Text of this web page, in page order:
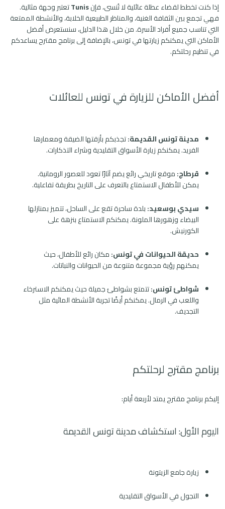
إذا كنت تخطط لقضاء عطلة عائلية لا تُنسى، فإنTunisتعتبر وجهة مثالية.
فهي تجمع بين الثقافة الغنية، والمناظر الطبيعية الخلابة، والأنشطة الممتعة
التي تناسب جميع أفراد الأسرة. من خلال هذا الدليل، سنستعرض أفضل
الأماكن التي يمكنكم زيارتها في تونس، بالإضافة إلى برنامج مقترح يساعدكم
في تنظيم رحلتكم.
أفضل الأماكن للزيارة في تونس للعائلات
مدينة تونس القديمة:تجذبكم بأزقتها الضيقة ومعمارها
الفريد. يمكنكم زيارة الأسواق التقليدية وشراء التذكارات.
قرطاج:موقع تاريخي رائع يضم آثارًا تعود للعصور الرومانية.
يمكن للأطفال الاستمتاع بالتعرف على التاريخ بطريقة تفاعلية.
سيدي بوسعيد:بلدة ساحرة تقع على الساحل، تتميز بمنازلها
البيضاء وزهورها الملونة. يمكنكم الاستمتاع بنزهة على
الكورنيش.
حديقة الحيوانات في تونس:مكان رائع للأطفال، حيث
يمكنهم رؤية مجموعة متنوعة من الحيوانات والنباتات.
شواطئ تونس:تتمتع بشواطئ جميلة حيث يمكنكم الاسترخاء
واللعب في الرمال. يمكنكم أيضًا تجربة الأنشطة المائية مثل
التجديف.
برنامج مقترح لرحلتكم
إليكم برنامج مقترح يمتد لأربعة أيام:
اليوم الأول: استكشاف مدينة تونس القديمة
زيارة جامع الزيتونة
التجول في الأسواق التقليدية